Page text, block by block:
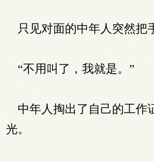
只见对面的中年人突然把
“不用叫了，我就是。”
中年人掏出了自己的工作
光。